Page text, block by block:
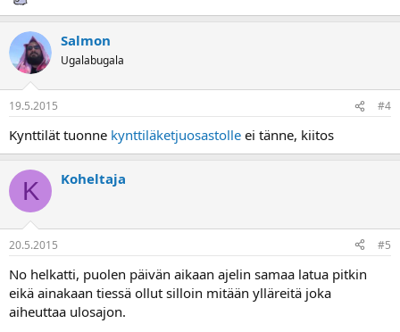
Salmon
Ugalabugala
19.5.2015 #4
Kynttilät tuonne kynttiläketjuosastolle ei tänne, kiitos
K Koheltaja
20.5.2015 #5
No helkatti, puolen päivän aikaan ajelin samaa latua pitkin
eikä ainakaan tiessä ollut silloin mitään ylläreitä joka
aiheuttaa ulosajon.